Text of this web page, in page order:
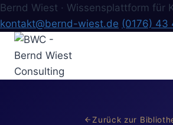
Bernd Wiest · Wissensplattform für
kontakt@bernd-wiest.de (0176) 43
Zum
Inhalt
springen
Zurück zur